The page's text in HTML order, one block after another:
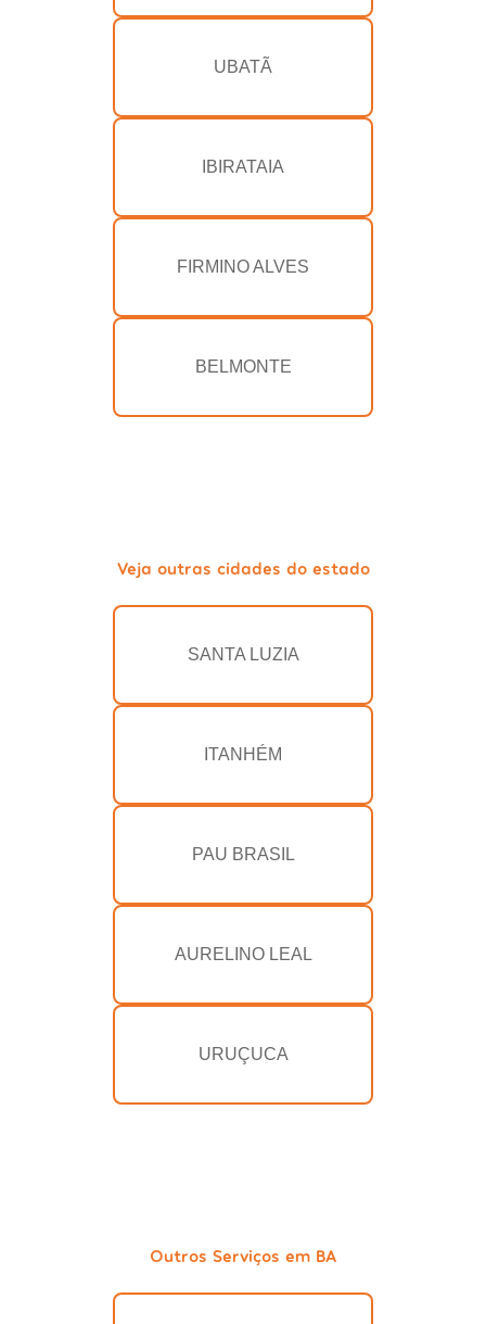
UBATÃ
IBIRATAIA
FIRMINO ALVES
BELMONTE
Veja outras cidades do estado
SANTA LUZIA
ITANHÉM
PAU BRASIL
AURELINO LEAL
URUÇUCA
Outros Serviços em BA